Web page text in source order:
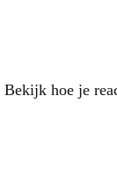
Bekijk hoe je